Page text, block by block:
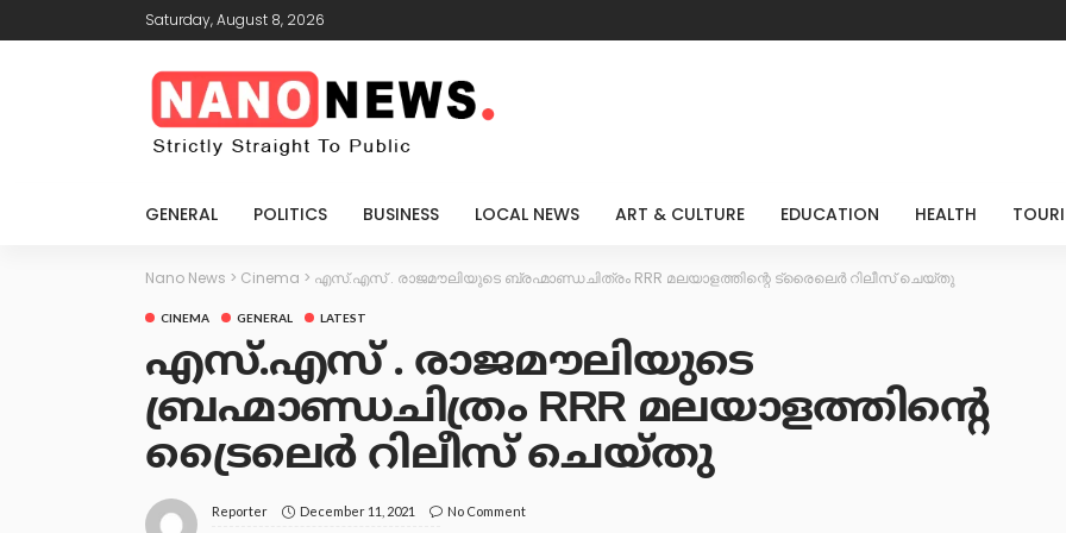
Saturday, August 8, 2026
GENERAL POLITICS BUSINESS LOCAL NEWS ART & CULTURE EDUCATION HEALTH
Nano News > Cinema > എസ്.എസ് . രാജമൗലിയുടെ ബ്രഹ്മാണ്ഡചിത്രം RRR മലയാളത്തിന്റെ ട്രൈലെർ റിലീസ് ചെയ്തു
CINEMA GENERAL LATEST
എസ്.എസ് . രാജമൗലിയുടെ
ബ്രഹ്മാണ്ഡചിത്രം RRR മലയാളത്തിന്റെ
ട്രൈലെർ റിലീസ് ചെയ്തു
Reporter December 11, 2021 No Comment